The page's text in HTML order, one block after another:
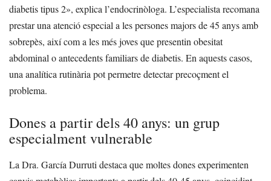
diabetis tipus 2», explica l’endocrinòloga. L’especialista recomana
prestar una atenció especial a les persones majors de 45 anys amb
sobrepès, així com a les més joves que presentin obesitat
abdominal o antecedents familiars de diabetis. En aquests casos,
una analítica rutinària pot permetre detectar precoçment el
problema.
Dones a partir dels 40 anys: un grup
especialment vulnerable
La Dra. García Durruti destaca que moltes dones experimenten